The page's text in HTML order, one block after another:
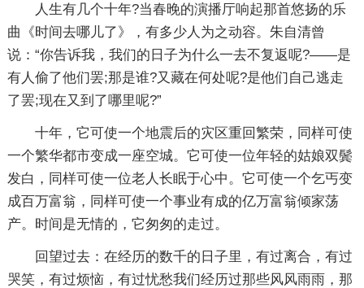
人生有几个十年?当春晚的演播厅响起那首悠扬的乐
曲《时间去哪儿了》，有多少人为之动容。朱自清曾
说：“你告诉我，我们的日子为什么一去不复返呢?——是
有人偷了他们罢;那是谁?又藏在何处呢?是他们自己逃走
了罢;现在又到了哪里呢?”
十年，它可使一个地震后的灾区重回繁荣，同样可使
一个繁华都市变成一座空城。它可使一位年轻的姑娘双鬓
发白，同样可使一位老人长眠于心中。它可使一个乞丐变
成百万富翁，同样可使一个事业有成的亿万富翁倾家荡
产。时间是无情的，它匆匆的走过。
回望过去：在经历的数千的日子里，有过离合，有过
哭笑，有过烦恼，有过忧愁我们经历过那些风风雨雨，那